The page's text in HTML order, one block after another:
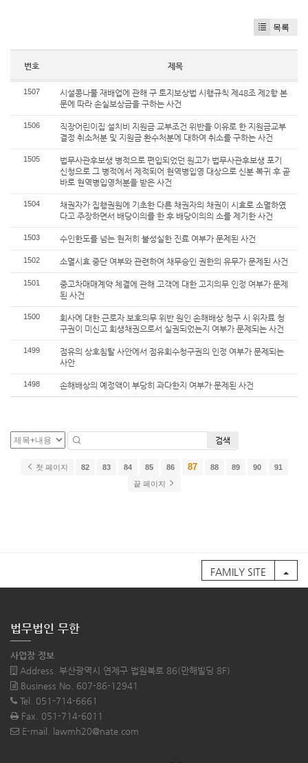
목록
번호 제목
1507
시설콩나물 재배업에 관해 구 토지보상법 시행규칙 제48조 제2항 본
문에 따라 손실보상금을 구하는 사건
1506
직장어린이집 설치비 지원금 교부조건 위반을 이유로 한 지원금교부
결정 취소처분 및 지원금 환수처분에 대하여 취소를 구하는 사건
1505
법무사관후보생 병적으로 편입되었던 원고가 법무사관후보생 포기
신청으로 그 병적에서 제적되어 현역병입영 대상으로 신분 복귀 후 곧
바로 현역병입영처분을 받은 사건
1504
채권자가 집행권원에 기초한 다른 채권자의 채권이 시효로 소멸하였
다고 주장하면서 배당이의를 한 후 배당이의의 소를 제기한 사건
1503 수인한도를 넘는 현저히 불성실한 진료 여부가 문제된 사건
1502 소멸시효 중단 여부와 관련하여 채무승인 권한의 유무가 문제된 사건
1501
중고차매매계약 체결에 관해 고객에 대한 고지의무 인정 여부가 문제
된 사건
1500
회사에 대한 근로자 보호의무 위반 원인 손해배상 청구 시 위자료 청
구권이 미신고 회생채권으로서 실권되었는지 여부가 문제되는 사건
1499
점유의 상호침탈 사안에서 점유회수청구권의 인정 여부가 문제되는
사안
1498 손해배상의 예정액이 부당히 과다한지 여부가 문제된 사건
검색
첫 페이지 82 83 84 85 86 87 88 89 90
91
끝 페이지
FAMILY SITE
법무법인 무한
사업장 정보
Address. 부산광역시 연제구 법원북로 86(만해빌딩 8F)
Business No. 607-86-12941
Tel. 051-714-6661
Fax. 051-714-6011
E-mail. lawmh20@nate.com